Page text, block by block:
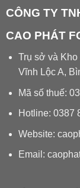
CÔNG TY
CAO PHÁT
Trụ sở và
Vĩnh Lộc A,
Mã số thuế:
Hotline: 0387
Website:
Email: